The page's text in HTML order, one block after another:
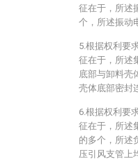
征在于，所述
个，所述振动
5.根据权利要
征在于，所述
底部与卸料壳
壳体底部密封
6.根据权利要
征在于，所述
的多个，所述
压引风支管上